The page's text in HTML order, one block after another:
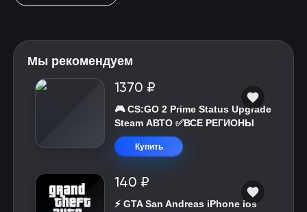
Мы рекомендуем
1370 ₽
🎮 CS:GO 2 Prime Status Upgrade
Steam АВТО ✅ВСЕ РЕГИОНЫ
Купить
140 ₽
⚡️ GTA San Andreas iPhone ios